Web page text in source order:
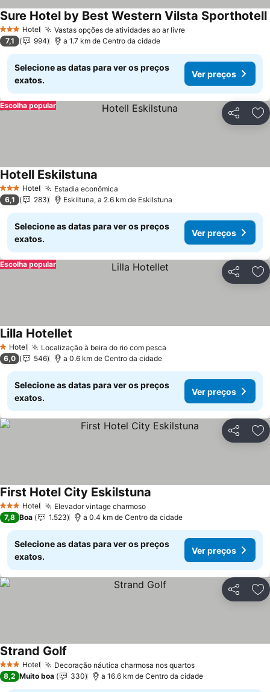
3 EstrelasHotel Vastas opções de atividades ao ar livre
Sure Hotel by Best Western Vilsta Sporthotell
7,1 994 a 1.7 km de Centro da cidade
Selecione as datas para ver os preços
exatos.
Ver preços
Partilhar
Escolha popular
3 EstrelasHotel Estadia econômica
Hotell Eskilstuna
6,1 283 Eskiltuna, a 2.6 km de Eskilstuna
Selecione as datas para ver os preços
exatos.
Ver preços
Partilhar
Escolha popular
1 Estrelas
Hotel Localização à beira do rio com pesca
Lilla Hotellet
6,0 546 a 0.6 km de Centro da cidade
Selecione as datas para ver os preços
exatos.
Ver preços
Partilhar
3 EstrelasHotel Elevador vintage charmoso
First Hotel City Eskilstuna
7,8 Boa 1.523 a 0.4 km de Centro da cidade
Selecione as datas para ver os preços
exatos.
Ver preços
Partilhar
3 EstrelasHotel Decoração náutica charmosa nos quartos
Strand Golf
8,2 Muito boa 330 a 16.6 km de Centro da cidade